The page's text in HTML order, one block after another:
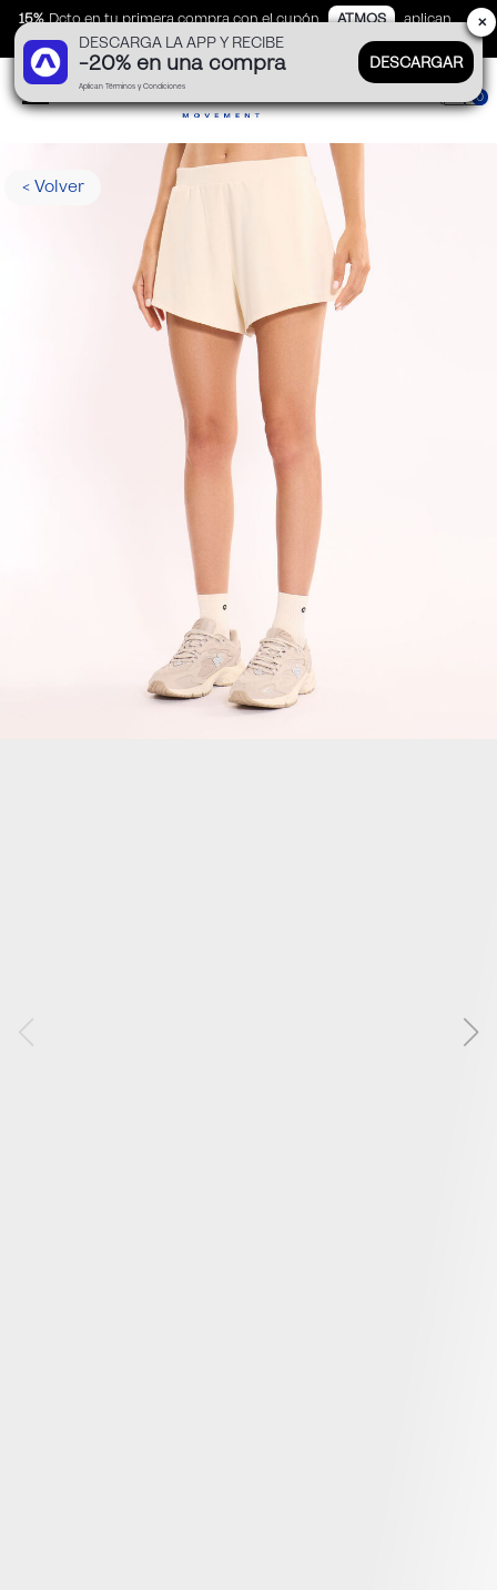
15% Dcto en tu primera compra con el cupón ATMOS
aplican
TyC
0
< Volver
DESCARGA LA APP Y RECIBE
-20% en una compra
Aplican Términos y Condiciones
DESCARGAR
✕